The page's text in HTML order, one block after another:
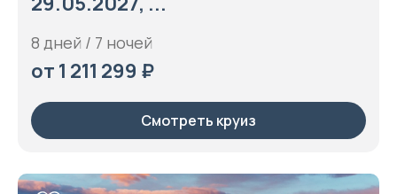
8 дней / 7 ночей
от 1 211 299 ₽
Смотреть круиз